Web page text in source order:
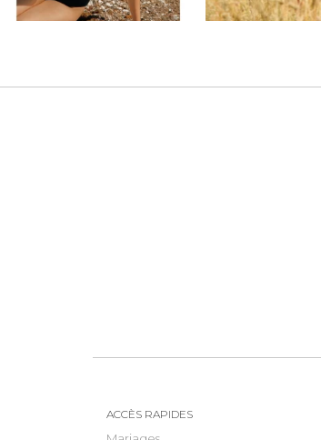
ACCÈS RAPIDES